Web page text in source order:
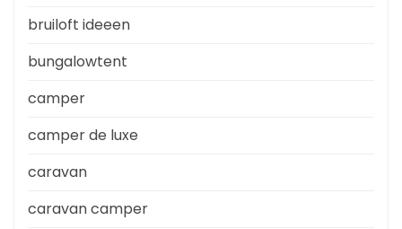
bruiloft ideeen
bungalowtent
camper
camper de luxe
caravan
caravan camper